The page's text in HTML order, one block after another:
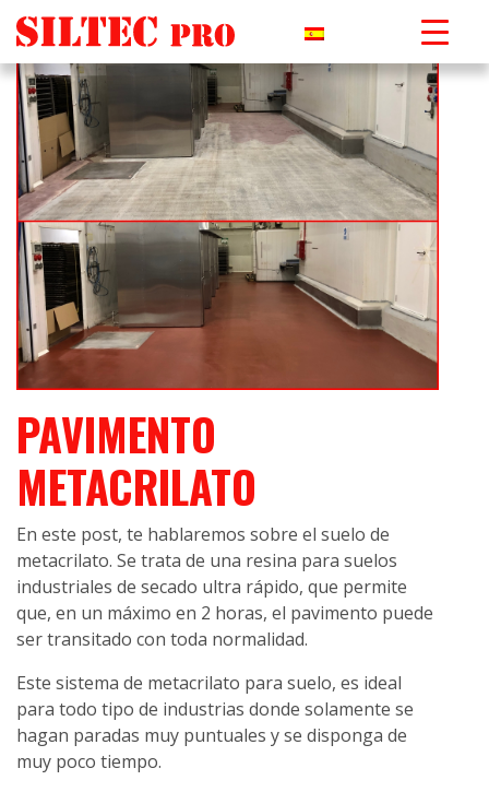
PAVIMENTO
METACRILATO
En este post, te hablaremos sobre el suelo de
metacrilato. Se trata de una resina para suelos
industriales de secado ultra rápido, que permite
que, en un máximo en 2 horas, el pavimento puede
ser transitado con toda normalidad.
Este sistema de metacrilato para suelo, es ideal
para todo tipo de industrias donde solamente se
hagan paradas muy puntuales y se disponga de
muy poco tiempo.